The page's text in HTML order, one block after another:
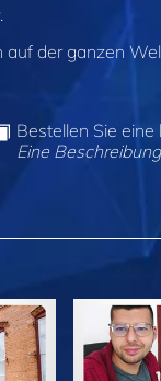
.
der ganzen
Bestellen Sie
Eine